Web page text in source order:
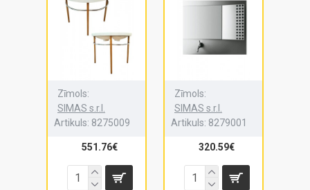
Zīmols:
SIMAS s.r.l.
Artikuls: 8275009
551.76€
Zīmols:
SIMAS s.r.l.
Artikuls: 8279001
320.59€